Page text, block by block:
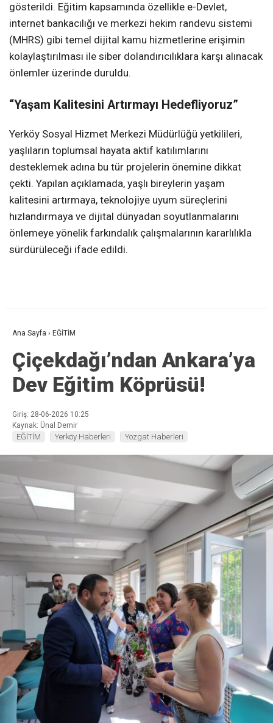
gösterildi. Eğitim kapsamında özellikle e-Devlet,
internet bankacılığı ve merkezi hekim randevu sistemi
(MHRS) gibi temel dijital kamu hizmetlerine erişimin
kolaylaştırılması ile siber dolandırıcılıklara karşı alınacak
önlemler üzerinde duruldu.
“Yaşam Kalitesini Artırmayı Hedefliyoruz”
Yerköy Sosyal Hizmet Merkezi Müdürlüğü yetkilileri,
yaşlıların toplumsal hayata aktif katılımlarını
desteklemek adına bu tür projelerin önemine dikkat
çekti. Yapılan açıklamada, yaşlı bireylerin yaşam
kalitesini artırmaya, teknolojiye uyum süreçlerini
hızlandırmaya ve dijital dünyadan soyutlanmalarını
önlemeye yönelik farkındalık çalışmalarının kararlılıkla
sürdürüleceği ifade edildi.
Ana Sayfa › EĞİTİM
Çiçekdağı’ndan Ankara’ya
Dev Eğitim Köprüsü!
Giriş: 28-06-2026 10:25
Kaynak: Ünal Demir
EĞİTİM Yerköy Haberleri Yozgat Haberleri